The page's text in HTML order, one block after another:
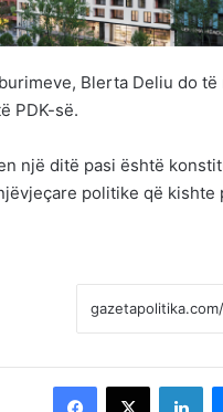
Blerta Deliu do
PDK-së.
një ditë pasi është
politike që
Facebook
X